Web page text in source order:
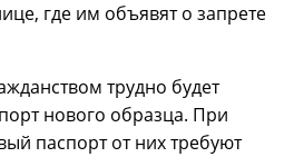
где им объявят о запрете
трудно будет
нового образца. При
паспорт от них требуют